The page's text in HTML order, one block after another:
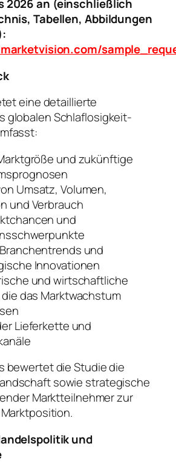
2026 an (einschließlich
Tabellen, Abbildungen
eine detaillierte
globalen Schlaflosigkeit-
und zukünftige
Umsatz, Volumen,
und Verbrauch
und
und
Innovationen
und wirtschaftliche
das Marktwachstum
Lieferkette und
bewertet die Studie die
sowie strategische
Marktteilnehmer zur
und